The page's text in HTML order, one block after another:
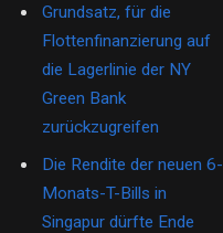
Grundsatz, für die
Flottenfinanzierung auf
die Lagerlinie der NY
Green Bank
zurückzugreifen
Die Rendite der neuen 6-
Monats-T-Bills in
Singapur dürfte Ende